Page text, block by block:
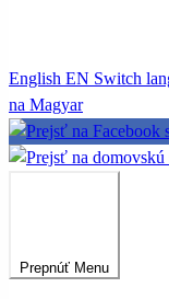
English EN Switch
na Magyar
Prepnúť Menu